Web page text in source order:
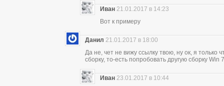
Иван 21.01.2017 в 14:23
Вот к примеру
Данил 21.01.2017 в 18:00
Да не, чет не вижу ссылку твою, ну ок, я только
сборку, то-есть попробовать другую сборку
Иван 23.01.2017 в 10:44